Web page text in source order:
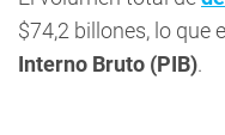
$74,2 billones, lo que
Interno Bruto (PIB).